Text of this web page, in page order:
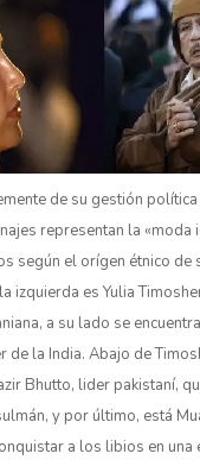
de su gestión
representan la «moda
según el orígen étnico de
izquierda es Yulia
a su lado se
de la India. Abajo de
Bhutto, lider pakistaní,
y por último, está
a los libios en una